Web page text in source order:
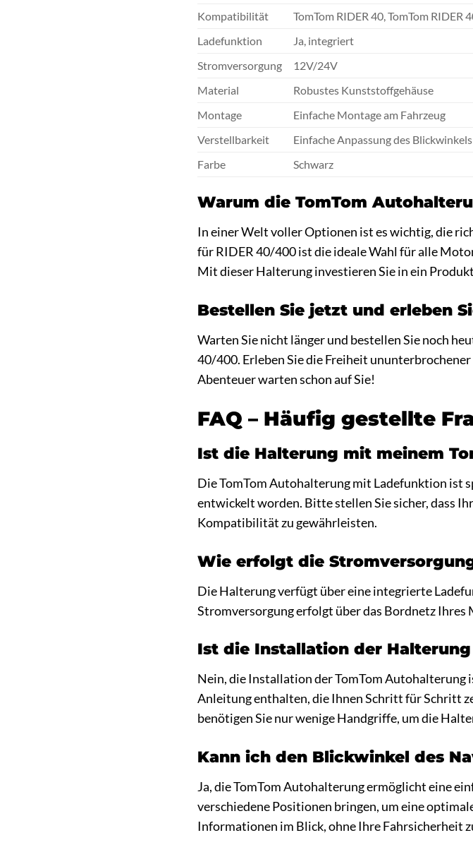
Kompatibilität
TomTom RIDER 40, TomTom RIDER
Ladefunktion
Ja, integriert
Stromversorgung
12V/24V
Material
Robustes Kunststoffgehäuse
Montage
Einfache Montage am Fahrzeug
Verstellbarkeit
Einfache Anpassung des Blickwinkels
Farbe
Schwarz
Warum die TomTom
In einer Welt voller Optionen ist es wichtig, die
für RIDER 40/400 ist die ideale Wahl für alle
Mit dieser Halterung investieren Sie in ein
Bestellen Sie jetzt und erleben
Warten Sie nicht länger und bestellen Sie noch
40/400. Erleben Sie die Freiheit
Abenteuer warten schon auf Sie!
FAQ – Häufig gestellte
Ist die Halterung mit meinem
Die TomTom Autohalterung mit Ladefunktion ist
entwickelt worden. Bitte stellen Sie sicher, dass
Kompatibilität zu gewährleisten.
Wie erfolgt die
Die Halterung verfügt über eine integrierte
Stromversorgung erfolgt über das Bordnetz Ihres
Ist die Installation der
Nein, die Installation der TomTom
Anleitung enthalten, die Ihnen Schritt für Schritt
benötigen Sie nur wenige Handgriffe, um die
Kann ich den Blickwinkel des
Ja, die TomTom Autohalterung ermöglicht eine
verschiedene Positionen bringen, um eine
Informationen im Blick, ohne Ihre Fahrsicherheit